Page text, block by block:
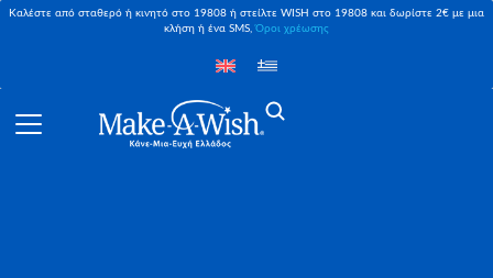
Καλέστε από σταθερό ή κινητό στο 19808 ή στείλτε WISH στο 19808 και δωρίστε 2€ με μια
κλήση ή ένα SMS,Όροι χρέωσης